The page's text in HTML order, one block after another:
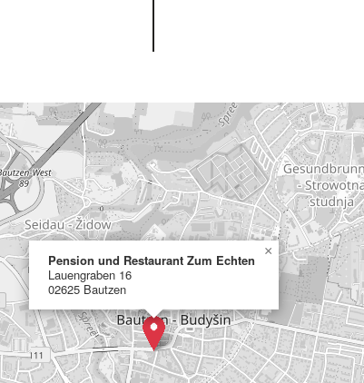
Pension und Restaurant Zum Echten
Lauengraben 16
02625 Bautzen
×